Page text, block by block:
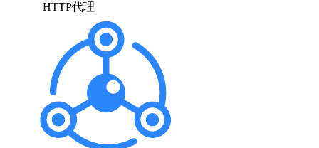
HTTP代理